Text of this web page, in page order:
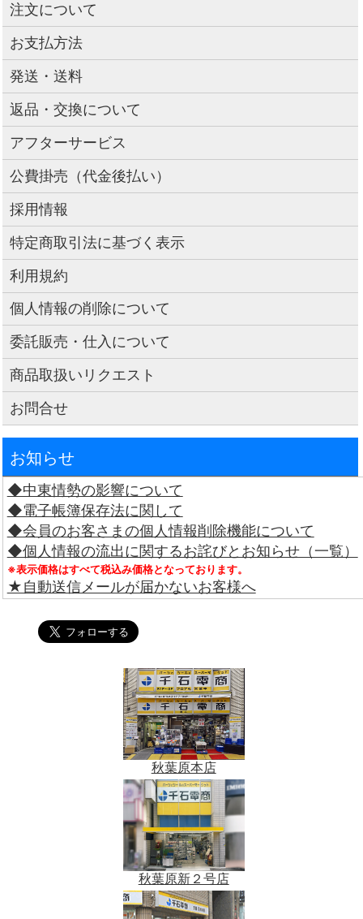
注文について
お支払方法
発送・送料
返品・交換について
アフターサービス
公費掛売（代金後払い）
採用情報
特定商取引法に基づく表示
利用規約
個人情報の削除について
委託販売・仕入について
商品取扱いリクエスト
お問合せ
お知らせ
◆中東情勢の影響について
◆電子帳簿保存法に関して
◆会員のお客さまの個人情報削除機能について
◆個人情報の流出に関するお詫びとお知らせ（一覧）
※表示価格はすべて税込み価格となっております。
★自動送信メールが届かないお客様へ
秋葉原本店
秋葉原新２号店